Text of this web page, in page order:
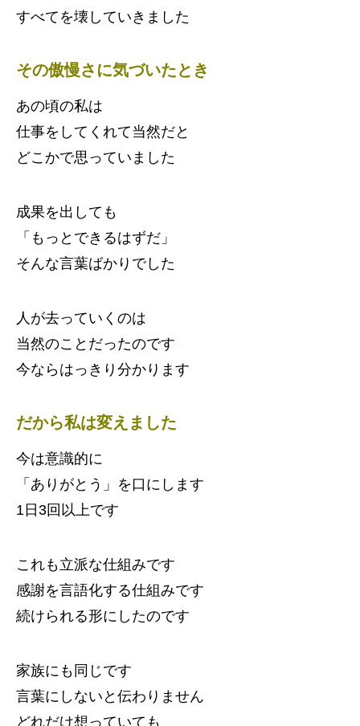
すべてを壊していきました
その傲慢さに気づいたとき
あの頃の私は
仕事をしてくれて当然だと
どこかで思っていました
成果を出しても
「もっとできるはずだ」
そんな言葉ばかりでした
人が去っていくのは
当然のことだったのです
今ならはっきり分かります
だから私は変えました
今は意識的に
「ありがとう」を口にします
1日3回以上です
これも立派な仕組みです
感謝を言語化する仕組みです
続けられる形にしたのです
家族にも同じです
言葉にしないと伝わりません
どれだけ想っていても